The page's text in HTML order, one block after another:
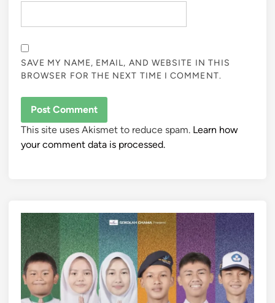
SAVE MY NAME, EMAIL, AND WEBSITE IN THIS
BROWSER FOR THE NEXT TIME I COMMENT.
This site uses Akismet to reduce spam. Learn how
your comment data is processed.